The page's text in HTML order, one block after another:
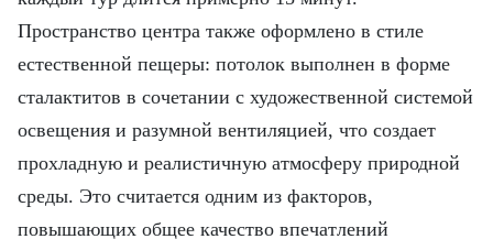
Пространство центра также оформлено в стиле
естественной пещеры: потолок выполнен в форме
сталактитов в сочетании с художественной системой
освещения и разумной вентиляцией, что создает
прохладную и реалистичную атмосферу природной
среды. Это считается одним из факторов,
повышающих общее качество впечатлений